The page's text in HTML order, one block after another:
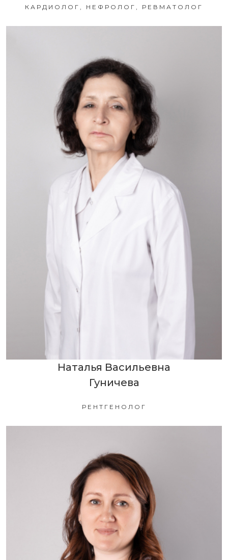
КАРДИОЛОГ, НЕФРОЛОГ, РЕВМАТОЛОГ
Наталья Васильевна
Гуничева
РЕНТГЕНОЛОГ